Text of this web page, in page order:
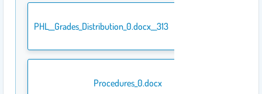
313__PHL__Grades_Distribution_0.docx
Procedures_0.docx